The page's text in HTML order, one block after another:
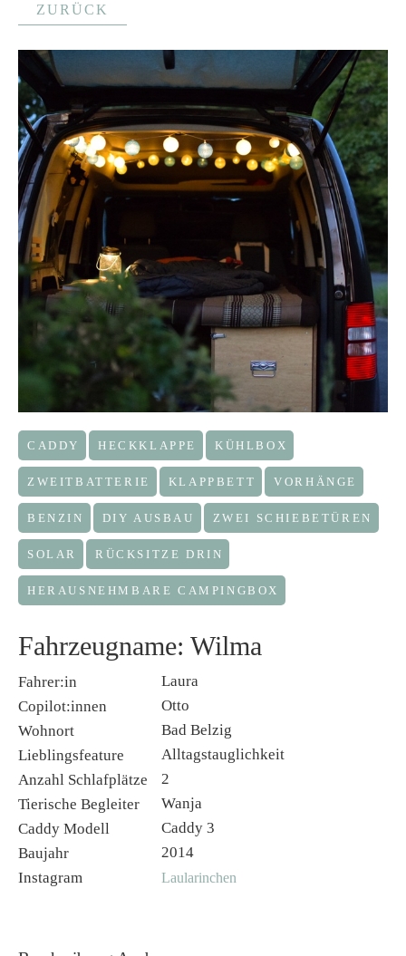
ZURÜCK
CADDY HECKKLAPPE KÜHLBOX
ZWEITBATTERIE KLAPPBETT VORHÄNGE
BENZIN DIY AUSBAU ZWEI SCHIEBETÜREN
SOLAR RÜCKSITZE DRIN
HERAUSNEHMBARE CAMPINGBOX
Fahrzeugname: Wilma
Fahrer:in
Laura
Copilot:innen
Otto
Wohnort
Bad Belzig
Lieblingsfeature
Alltagstauglichkeit
Anzahl Schlafplätze
2
Tierische Begleiter
Wanja
Caddy Modell
Caddy 3
Baujahr
2014
Instagram
Laularinchen